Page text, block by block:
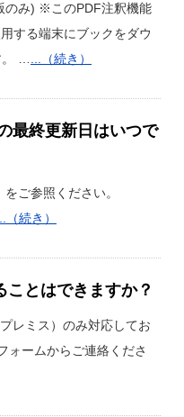
のみ) ※このPDF注釈機能
する端末にブックをダウ
…
...（続き）
最終更新日はいつで
ご参照ください。
...（続き）
とはできますか？
レミス）のみ対応してお
ォームからご連絡くださ